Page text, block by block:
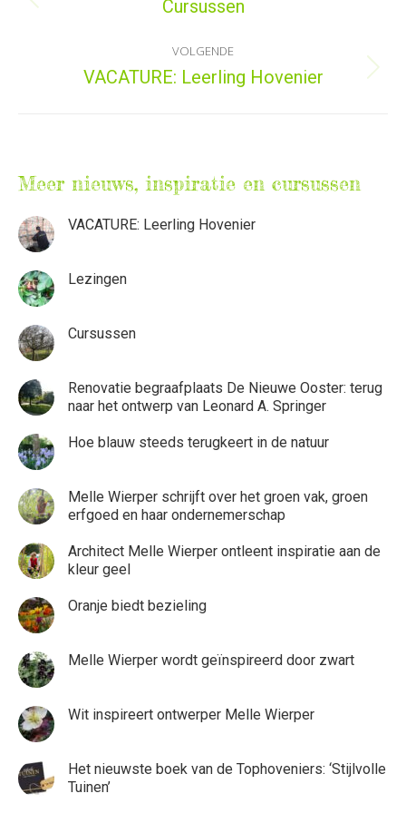
Vorig
Cursussen
VOLGENDE
Volgend
VACATURE: Leerling Hovenier
Meer nieuws, inspiratie en cursussen
VACATURE: Leerling Hovenier
Lezingen
Cursussen
Renovatie begraafplaats De Nieuwe Ooster: terug
naar het ontwerp van Leonard A. Springer
Hoe blauw steeds terugkeert in de natuur
Melle Wierper schrijft over het groen vak, groen
erfgoed en haar ondernemerschap
Architect Melle Wierper ontleent inspiratie aan de
kleur geel
Oranje biedt bezieling
Melle Wierper wordt geïnspireerd door zwart
Wit inspireert ontwerper Melle Wierper
Het nieuwste boek van de Tophoveniers: ‘Stijlvolle
Tuinen’